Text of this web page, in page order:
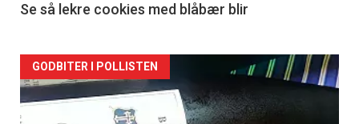
Se så lekre cookies med blåbær blir
Forsiden
akkurat
GODBITER I POLLISTEN